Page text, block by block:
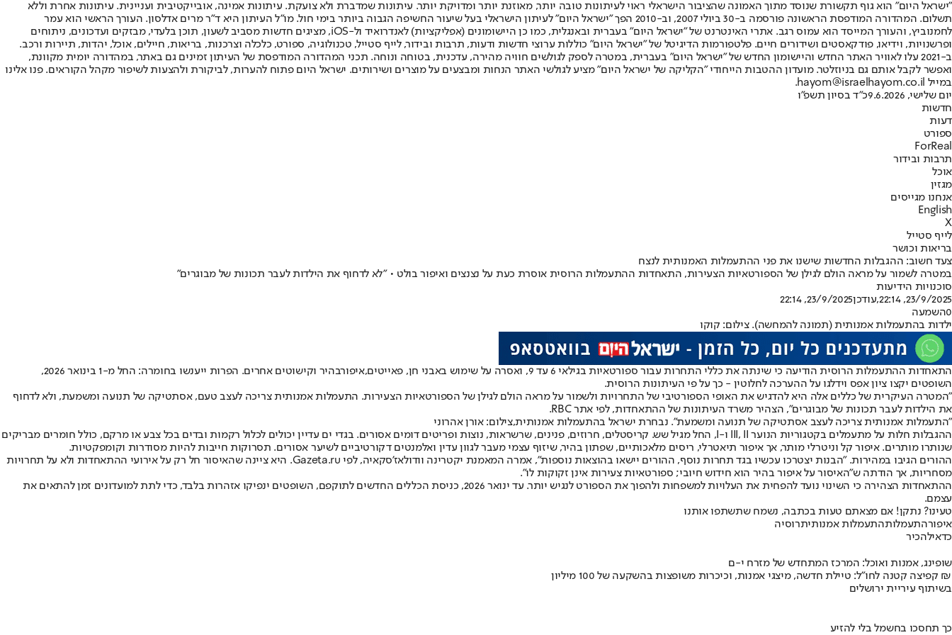
"ישראל היום" הוא גוף תקשורת שנוסד מתוך האמונה שהציבור הישראלי ראוי לעיתונות טובה יותר, מאוזנת יותר ומדויקת יותר. עיתונות שמדברת ולא צועקת. עיתונות אמינה, אובייקטיבית ועניינית. עיתונות אחרת וללא
תשלום. המהדורה המודפסת הראשונה פורסמה ב-30 ביולי 2007, וב-2010 הפך "ישראל היום" לעיתון הישראלי בעל שיעור החשיפה הגבוה ביותר בימי חול. מו"ל העיתון היא ד"ר מרים אדלסון. העורך הראשי הוא עמר
לחמנוביץ, והעורך המייסד הוא עמוס רגב. אתרי האינטרנט של "ישראל היום" בעברית ובאנגלית, כמו כן היישומונים (אפליקציות) לאנדרואיד ול-iOS, מציגים חדשות מסביב לשעון, תוכן בלעדי, מבזקים ועדכונים, ניתוחים
ופרשנויות, וידיאו, פודקאסטים ושידורים חיים. פלטפורמות הדיגיטל של "ישראל היום" כוללות ערוצי חדשות ודעות, תרבות ובידור, לייף סטייל, טכנולוגיה, ספורט, כלכלה וצרכנות, בריאות, חיילים, אוכל, יהדות, תיירות ורכב.
ב-2021 עלו לאוויר האתר החדש והיישומון החדש של "ישראל היום" בעברית, במטרה לספק לגולשים חוויה מהירה, עדכנית, בטוחה ונוחה. תכני המהדורה המודפסת של העיתון זמינים גם באתר, במהדורה יומית מקוונת,
ואפשר לקבל אותם גם בניוזלטר. מועדון ההטבות הייחודי "הקליקה של ישראל היום" מציע לגולשי האתר הנחות ומבצעים על מוצרים ושירותים. ישראל היום פתוח להערות, לביקורת ולהצעות לשיפור מקהל הקוראים. פנו אלינו
במייל hayom@israelhayom.co.il.
יום שלישי, 9.6.2026
כ"ד בסיון תשפ"ו
חדשות
דעות
ספורט
ForReal
תרבות ובידור
אוכל
מגזין
אנחנו מגייסים
English
X
לייף סטייל
בריאות וכושר
צעד חשוב: ההגבלות החדשות שישנו את פני ההתעמלות האמנותית לנצח
במטרה לשמור על מראה הולם לגילן של הספורטאיות הצעירות, התאחדות ההתעמלות הרוסית אוסרת כעת על נצנצים ואיפור בולט • "לא לדחוף את הילדות לעבר תכונות של מבוגרים"
סוכנויות הידיעות
23/9/2025, 22:14
,עודכן23/9/2025, 22:14
0השמעה
ילדות בהתעמלות אמנותית (תמונה להמחשה). צילום: קוקו
התאחדות ההתעמלות הרוסית הודיעה כי שינתה את כללי התחרות עבור ספורטאיות בגילאי 6 עד 9, ואסרה על שימוש באבני חן, פאייטים, איפור
בהיר וקישוטים אחרים. הפרות ייענשו בחומרה: החל מ-1 בינואר 2026,
השופטים יקצו ציון אפס וידלגו על ההערכה לחלוטין - כך על פי העיתונות הרוסית.
"המטרה העיקרית של כללים אלה היא להדגיש את האופי הספורטיבי של התחרויות ולשמור על מראה הולם לגילן של הספורטאיות הצעירות. התעמלות אמנותית צריכה לעצב טעם, אסתטיקה של תנועה ומשמעת, ולא לדחוף
את הילדות לעבר תכונות של מבוגרים", הצהיר משרד העיתונות של ההתאחדות, לפי אתר RBC.
"התעמלות אמנותית צריכה לעצב אסתטיקה של תנועה ומשמעת". נבחרת ישראל בהתעמלות אמנותית,צילום: אורן אהרוני
ההגבלות חלות על מתעמלים בקטגוריות הנוער III, II ו-I, החל מגיל שש. קריסטלים, חרוזים, פנינים, שרשראות, נוצות ופריטים דומים אסורים. בגדי ים עדיין יכולים לכלול רקמות ובדים בכל צבע או מרקם, כולל חומרים מבריקים
שנותרו מותרים. איפור קל וניטרלי מותר, אך איפור תיאטרלי, ריסים מלאכותיים, שפתון בהיר, שיזוף עצמי מעבר לגוון עדין ואלמנטים דקורטיביים לשיער אסורים. תסרוקות חייבות להיות מסודרות וקומפקטיות.
ההורים הגיבו במהירות. "הבנות יצטרכו עכשיו בגד תחרות נוסף, ההורים יישאו בהוצאות נוספות", אמרה המאמנת יקטרינה וודולאז'סקאיה, לפי Gazeta.ru. היא ציינה שהאיסור חל רק על אירועי ההתאחדות ולא על תחרויות
מסחריות, אך הודתה ש"האיסור על איפור בהיר הוא חידוש חיובי; ספורטאיות צעירות אינן זקוקות לו".
ההתאחדות הצהירה כי השינוי נועד להפחית את העלויות למשפחות ולהפוך את הספורט לנגיש יותר. עד ינואר 2026, כניסת הכללים החדשים לתוקפם, השופטים ינפיקו אזהרות בלבד, כדי לתת למועדונים זמן להתאים את
עצמם.
טעינו? נתקן! אם מצאתם טעות בכתבה, נשמח שתשתפו אותנו
איפורהתעמלותהתעמלות אמנותיתרוסיה
כדאילהכיר
שופינג, אמנות ואוכל: המרכז המתחדש של מזרח י-ם
קפיצה קטנה לחו"ל: טיילת חדשה, מיצגי אמנות, וכיכרות משופצות בהשקעה של 100 מיליון ₪
בשיתוף עיריית ירושלים
כך תחסכו בחשמל בלי להזיע